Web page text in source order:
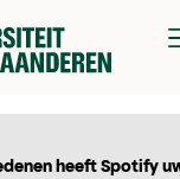
heeft Spotify